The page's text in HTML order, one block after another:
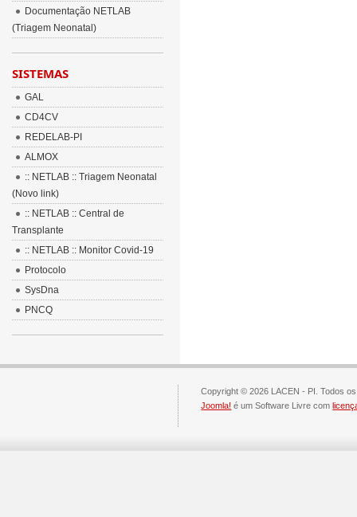
Documentação NETLAB
(Triagem Neonatal)
SISTEMAS
GAL
CD4CV
REDELAB-PI
ALMOX
:: NETLAB :: Triagem Neonatal
(Novo link)
:: NETLAB :: Central de
Transplante
:: NETLAB :: Monitor Covid-19
Protocolo
SysDna
PNCQ
Copyright © 2026 LACEN - PI. Todos
Joomla! é um Software Livre com